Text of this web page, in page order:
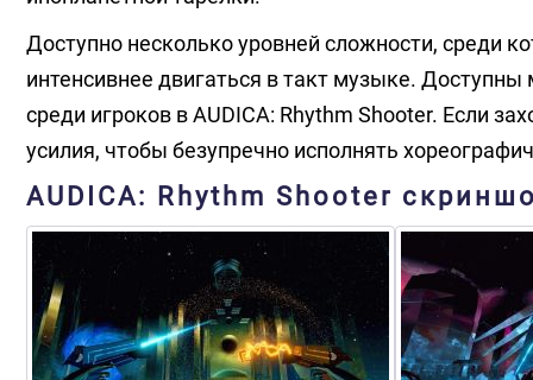
Доступно несколько уровней сложности, среди
интенсивнее двигаться в такт музыке.
среди игроков в AUDICA: Rhythm Shooter. Если
усилия, чтобы безупречно исполнять
AUDICA: Rhythm Shooter